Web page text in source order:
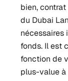
bien,
du Dubai
nécessaires
fonds. Il est
fonction de
plus-value